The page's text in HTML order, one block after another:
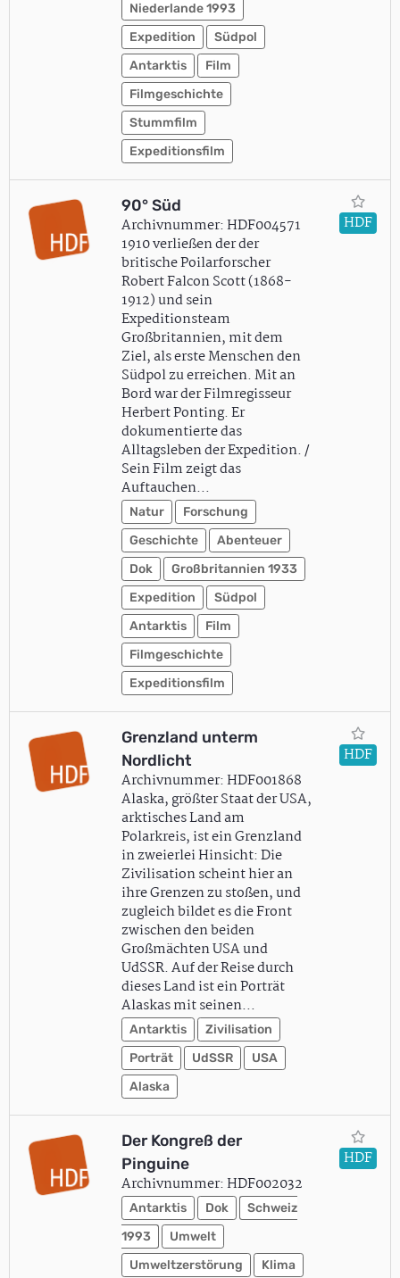
Niederlande 1993
Expedition
Südpol
Antarktis
Film
Filmgeschichte
Stummfilm
Expeditionsfilm
90° Süd
Archivnummer: HDF004571
1910 verließen der der
britische Poilarforscher
Robert Falcon Scott (1868-
1912) und sein
Expeditionsteam
Großbritannien, mit dem
Ziel, als erste Menschen den
Südpol zu erreichen. Mit an
Bord war der Filmregisseur
Herbert Ponting. Er
dokumentierte das
Alltagsleben der Expedition. /
Sein Film zeigt das
Auftauchen…
Natur
Forschung
Geschichte
Abenteuer
Dok
Großbritannien 1933
Expedition
Südpol
Antarktis
Film
Filmgeschichte
Expeditionsfilm
HDF
Grenzland unterm
Nordlicht
Archivnummer: HDF001868
Alaska, größter Staat der USA,
arktisches Land am
Polarkreis, ist ein Grenzland
in zweierlei Hinsicht: Die
Zivilisation scheint hier an
ihre Grenzen zu stoßen, und
zugleich bildet es die Front
zwischen den beiden
Großmächten USA und
UdSSR. Auf der Reise durch
dieses Land ist ein Porträt
Alaskas mit seinen…
Antarktis
Zivilisation
Porträt
UdSSR
USA
Alaska
HDF
Der Kongreß der
Pinguine
Archivnummer: HDF002032
Antarktis Dok
Schweiz
1993
Umwelt
Umweltzerstörung
Klima
HDF